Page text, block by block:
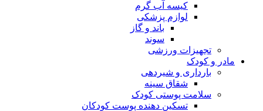
کیسه آب گرم
لوازم پزشکی
باند و گاز
سوند
تجهیزات ورزشی
مادر و کودک
بارداری و شیردهی
شقاق سینه
سلامت پوستی کودک
تسکین دهنده پوست کودکان